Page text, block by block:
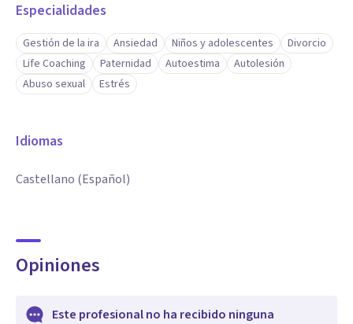
Especialidades
Gestión de la ira Ansiedad Niños y adolescentes
Divorcio
Life Coaching
Paternidad Autoestima
Autolesión
Abuso sexual
Estrés
Idiomas
Castellano (Español)
Opiniones
Este profesional no ha recibido ninguna